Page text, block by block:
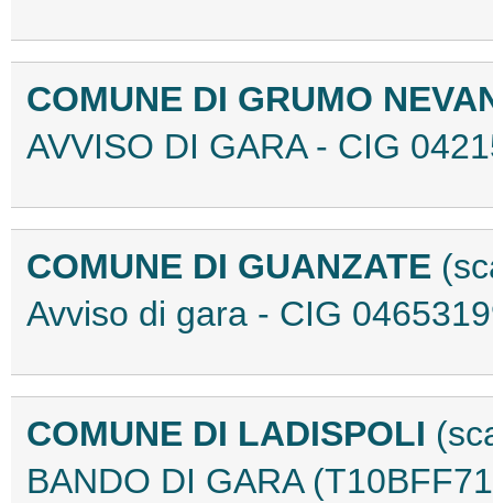
COMUNE DI GRUMO
AVVISO DI GARA - CIG
COMUNE DI GUANZATE
Avviso di gara - CIG
COMUNE DI LADISPOLI
BANDO DI GARA